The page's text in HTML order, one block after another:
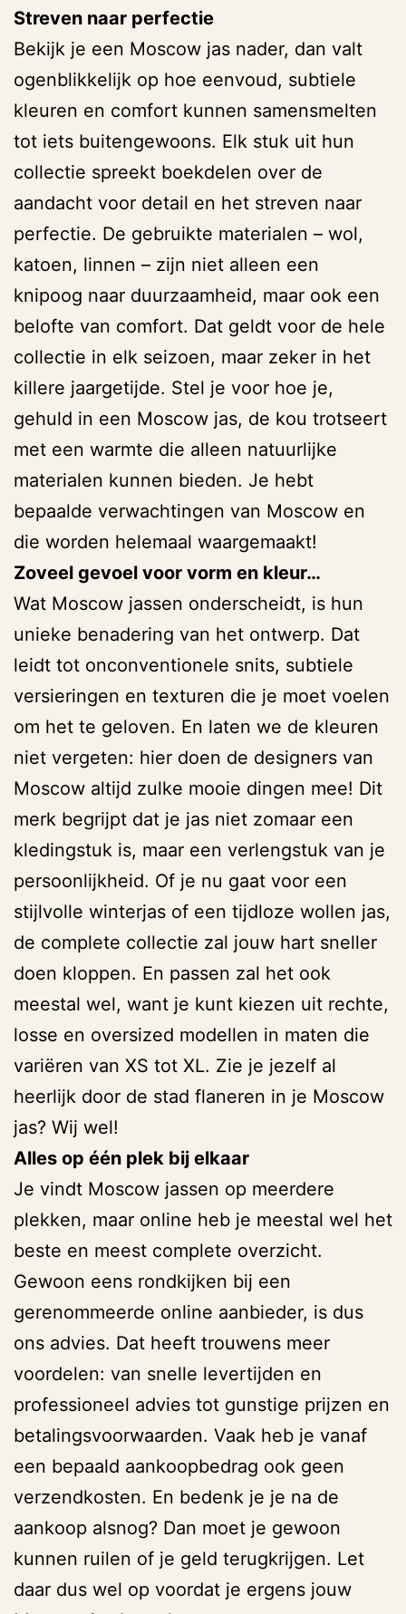
Streven naar perfectie
Bekijk je een Moscow jas nader, dan valt
ogenblikkelijk op hoe eenvoud, subtiele
kleuren en comfort kunnen samensmelten
tot iets buitengewoons. Elk stuk uit hun
collectie spreekt boekdelen over de
aandacht voor detail en het streven naar
perfectie. De gebruikte materialen – wol,
katoen, linnen – zijn niet alleen een
knipoog naar duurzaamheid, maar ook een
belofte van comfort. Dat geldt voor de hele
collectie in elk seizoen, maar zeker in het
killere jaargetijde. Stel je voor hoe je,
gehuld in een Moscow jas, de kou trotseert
met een warmte die alleen natuurlijke
materialen kunnen bieden. Je hebt
bepaalde verwachtingen van Moscow en
die worden helemaal waargemaakt!
Zoveel gevoel voor vorm en kleur…
Wat Moscow jassen onderscheidt, is hun
unieke benadering van het ontwerp. Dat
leidt tot onconventionele snits, subtiele
versieringen en texturen die je moet voelen
om het te geloven. En laten we de kleuren
niet vergeten: hier doen de designers van
Moscow altijd zulke mooie dingen mee! Dit
merk begrijpt dat je jas niet zomaar een
kledingstuk is, maar een verlengstuk van je
persoonlijkheid. Of je nu gaat voor een
stijlvolle winterjas of een tijdloze wollen jas,
de complete collectie zal jouw hart sneller
doen kloppen. En passen zal het ook
meestal wel, want je kunt kiezen uit rechte,
losse en oversized modellen in maten die
variëren van XS tot XL. Zie je jezelf al
heerlijk door de stad flaneren in je Moscow
jas? Wij wel!
Alles op één plek bij elkaar
Je vindt Moscow jassen op meerdere
plekken, maar online heb je meestal wel het
beste en meest complete overzicht.
Gewoon eens rondkijken bij een
gerenommeerde online aanbieder, is dus
ons advies. Dat heeft trouwens meer
voordelen: van snelle levertijden en
professioneel advies tot gunstige prijzen en
betalingsvoorwaarden. Vaak heb je vanaf
een bepaald aankoopbedrag ook geen
verzendkosten. En bedenk je je na de
aankoop alsnog? Dan moet je gewoon
kunnen ruilen of je geld terugkrijgen. Let
daar dus wel op voordat je ergens jouw